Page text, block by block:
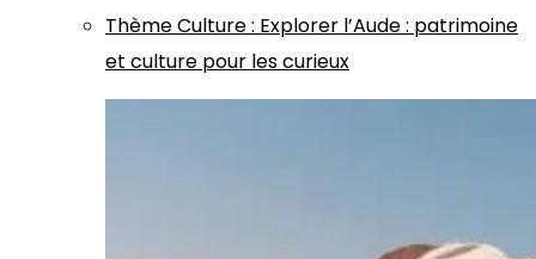
ThèmeCulture: Explorer l’Aude : patrimoine
et culture pour les curieux